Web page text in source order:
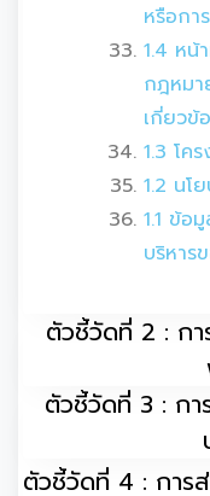
หรือกา
1.4 หน้
กฎหม
เกี่ยวข้
1.3 โค
1.2 นโ
1.1 ข้อ
บริหาร
ตัวชี้วัดที่ 2 : ก
ตัวชี้วัดที่ 3 : ก
ตัวชี้วัดที่ 4 : การ